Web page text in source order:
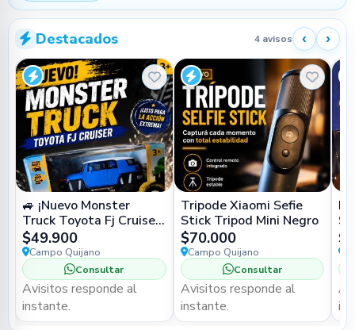
Destacados 4 avisos ‹ ›
🚙 ¡Nuevo Monster
Truck Toyota Fj Cruiser!
🔥
$49.900
Campo Quijano
Consultar
Avisitos responde al
instante.
Tripode Xiaomi Sefie
Stick Tripod Mini Negro
$70.000
Campo Quijano
Consultar
Avisitos responde al
instante.